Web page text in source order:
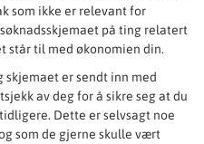
som ikke er relevant for
på ting relatert
står til med økonomien din.
er sendt inn med
av deg for å sikre seg at du
Dette er selvsagt noe
som de gjerne skulle vært